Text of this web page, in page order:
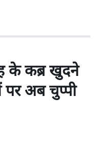
के कब्र खुदने
पर अब चुप्पी